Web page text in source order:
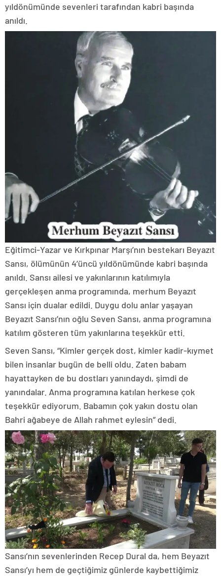
yıldönümünde sevenleri tarafından kabri başında
anıldı.
Eğitimci-Yazar ve Kırkpınar Marşı’nın bestekarı Beyazıt
Sansı, ölümünün 4’üncü yıldönümünde kabri başında
anıldı. Sansı ailesi ve yakınlarının katılımıyla
gerçekleşen anma programında, merhum Beyazıt
Sansı için dualar edildi. Duygu dolu anlar yaşayan
Beyazıt Sansı’nın oğlu Seven Sansı, anma programına
katılım gösteren tüm yakınlarına teşekkür etti.
Seven Sansı, “Kimler gerçek dost, kimler kadir-kıymet
bilen insanlar bugün de belli oldu. Zaten babam
hayattayken de bu dostları yanındaydı, şimdi de
yanındalar. Anma programına katılan herkese çok
teşekkür ediyorum. Babamın çok yakın dostu olan
Bahri ağabeye de Allah rahmet eylesin” dedi.
Sansı’nın sevenlerinden Recep Dural da, hem Beyazıt
Sansı’yı hem de geçtiğimiz günlerde kaybettiğimiz